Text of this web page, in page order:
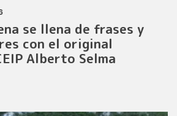
se llena de frases y
con el original
Alberto Selma